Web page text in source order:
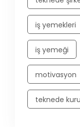
iş yemekleri
iş yemeği
motivasyon
teknede